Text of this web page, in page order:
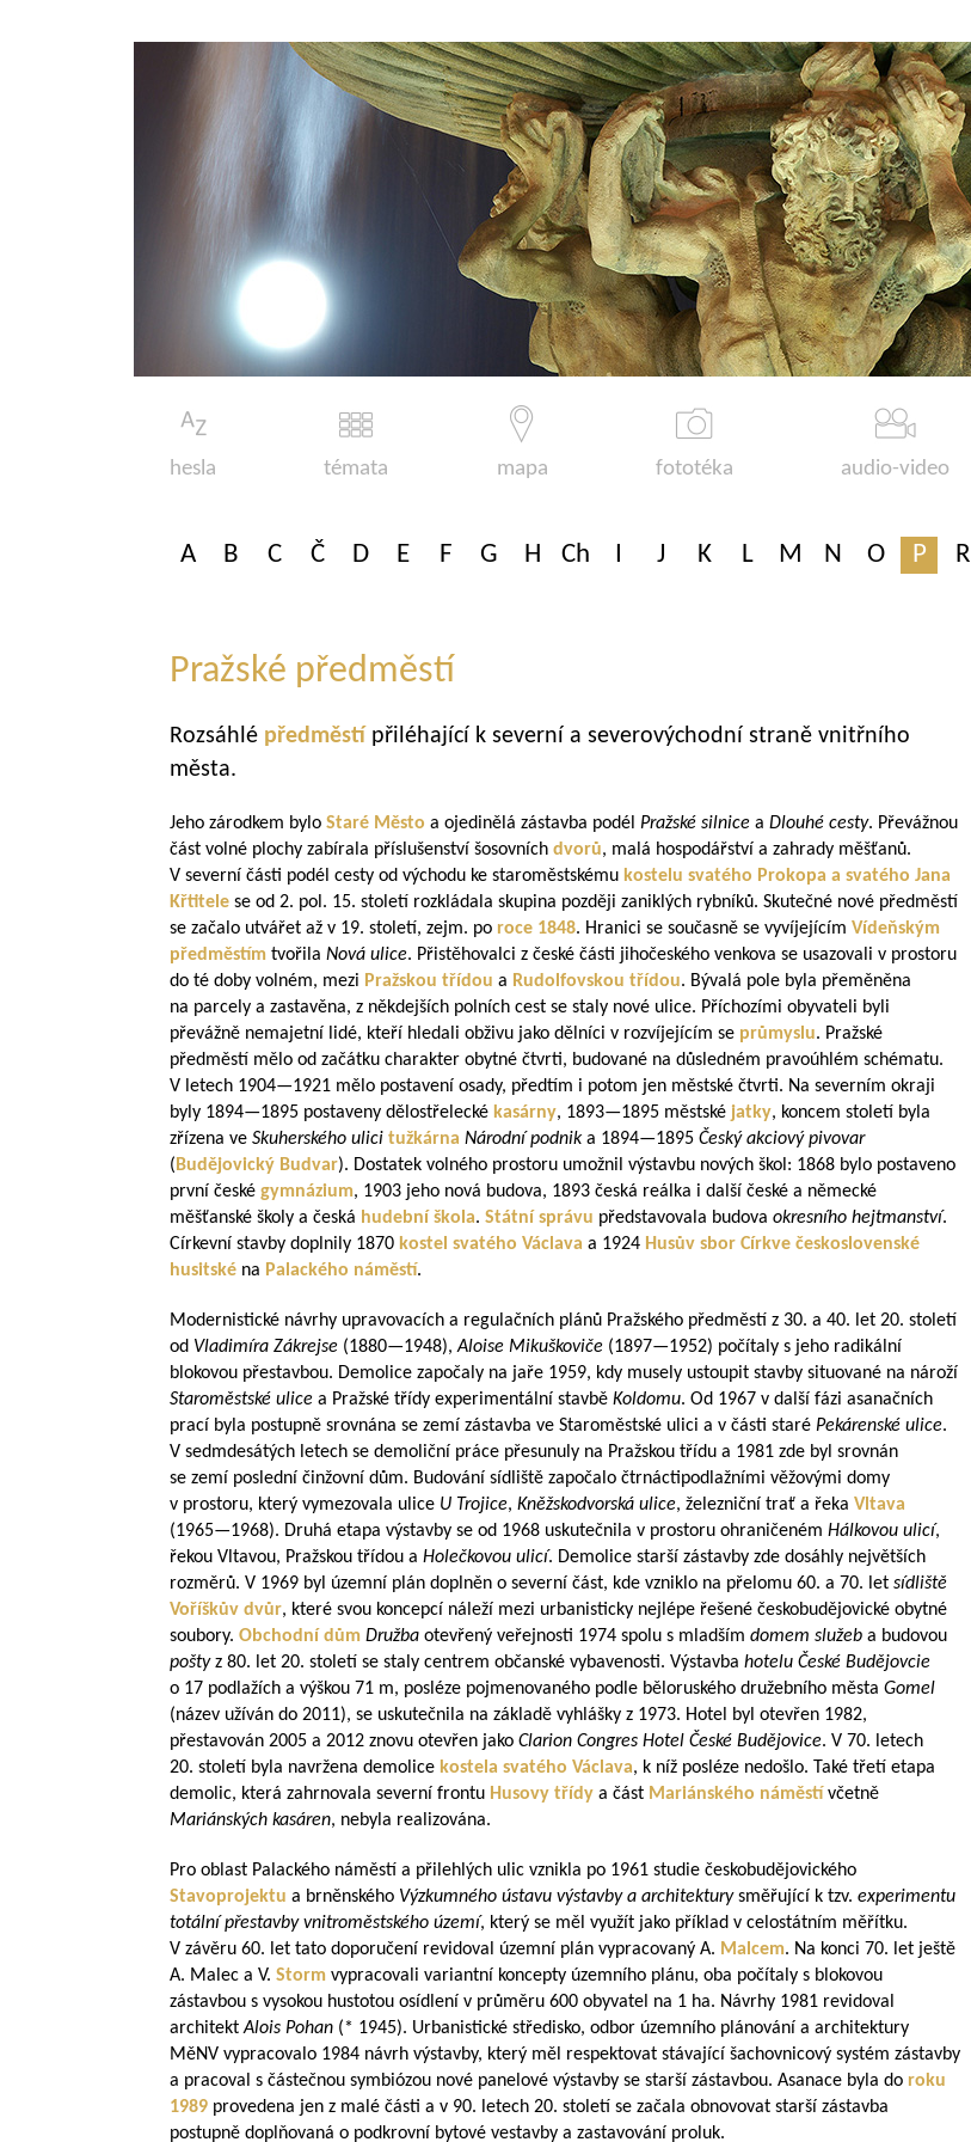
hesla témata mapa fototéka audio-video
A B C Č D E F G H Ch I J K L M N O P R
Pražské předměstí
Rozsáhlé předměstí přiléhající k severní a severovýchodní straně vnitřního
města.
Jeho zárodkem bylo Staré Město a ojedinělá zástavba podél Pražské silnice a Dlouhé cesty. Převážnou
část volné plochy zabírala příslušenství šosovních dvorů, malá hospodářství a zahrady měšťanů.
V severní části podél cesty od východu ke staroměstskému kostelu svatého Prokopa a svatého Jana
Křtitele se od 2. pol. 15. století rozkládala skupina později zaniklých rybníků. Skutečné nové předměstí
se začalo utvářet až v 19. století, zejm. po roce 1848. Hranici se současně se vyvíjejícím Vídeňským
předměstím tvořila Nová ulice. Přistěhovalci z české části jihočeského venkova se usazovali v prostoru
do té doby volném, mezi Pražskou třídou a Rudolfovskou třídou. Bývalá pole byla přeměněna
na parcely a zastavěna, z někdejších polních cest se staly nové ulice. Příchozími obyvateli byli
převážně nemajetní lidé, kteří hledali obživu jako dělníci v rozvíjejícím se průmyslu. Pražské
předměstí mělo od začátku charakter obytné čtvrti, budované na důsledném pravoúhlém schématu.
V letech 1904—1921 mělo postavení osady, předtím i potom jen městské čtvrti. Na severním okraji
byly 1894—1895 postaveny dělostřelecké kasárny, 1893—1895 městské jatky, koncem století byla
zřízena ve Skuherského ulici tužkárna Národní podnika 1894—1895 Český akciový pivovar
( Budějovický Budvar). Dostatek volného prostoru umožnil výstavbu nových škol: 1868 bylo postaveno
první české gymnázium, 1903 jeho nová budova, 1893 česká reálka i další české a německé
měšťanské školy a česká hudební škola. Státní správu představovala budova okresního hejtmanství.
Církevní stavby doplnily 1870 kostel svatého Václava a 1924 Husův sbor Církve československé
husitské na Palackého náměstí.
Modernistické návrhy upravovacích a regulačních plánů Pražského předměstí z 30. a 40. let 20. století
od Vladimíra Zákrejse (1880—1948),Aloise Mikuškoviče (1897—1952) počítaly s jeho radikální
blokovou přestavbou. Demolice započaly na jaře 1959, kdy musely ustoupit stavby situované na nároží
Staroměstské ulice a Pražské třídy experimentální stavbě Koldomu. Od 1967 v další fázi asanačních
prací byla postupně srovnána se zemí zástavba ve Staroměstské ulici a v části staré Pekárenské ulice.
V sedmdesátých letech se demoliční práce přesunuly na Pražskou třídu a 1981 zde byl srovnán
se zemí poslední činžovní dům. Budování sídliště započalo čtrnáctipodlažními věžovými domy
v prostoru, který vymezovala ulice U Trojice, Kněžskodvorská ulice, železniční trať a řeka Vltava
(1965—1968). Druhá etapa výstavby se od 1968 uskutečnila v prostoru ohraničeném Hálkovou ulicí,
řekou Vltavou, Pražskou třídou a Holečkovou ulicí. Demolice starší zástavby zde dosáhly největších
rozměrů. V 1969 byl územní plán doplněn o severní část, kde vzniklo na přelomu 60. a 70. let sídliště
Voříškův dvůr, které svou koncepcí náleží mezi urbanisticky nejlépe řešené českobudějovické obytné
soubory. Obchodní dům Družba otevřený veřejnosti 1974 spolu s mladším domem služeb a budovou
poštyz 80. let 20. století se staly centrem občanské vybavenosti. Výstavba hotelu České Budějovcie
o 17 podlažích a výškou 71 m, posléze pojmenovaného podle běloruského družebního města Gomel
(název užíván do 2011), se uskutečnila na základě vyhlášky z 1973. Hotel byl otevřen 1982,
přestavován 2005 a 2012 znovu otevřen jako Clarion Congres Hotel České Budějovice. V 70. letech
20. století byla navržena demolice kostela svatého Václava, k níž posléze nedošlo. Také třetí etapa
demolic, která zahrnovala severní frontu Husovy třídy a část Mariánského náměstí včetně
Mariánských kasáren, nebyla realizována.
Pro oblast Palackého náměstí a přilehlých ulic vznikla po 1961 studie českobudějovického
Stavoprojektu a brněnského Výzkumného ústavu výstavby a architekturysměřující k tzv. experimentu
totální přestavby vnitroměstského území, který se měl využít jako příklad v celostátním měřítku.
V závěru 60. let tato doporučení revidoval územní plán vypracovaný A. Malcem. Na konci 70. let ještě
A. Malec a V. Storm vypracovali variantní koncepty územního plánu, oba počítaly s blokovou
zástavbou s vysokou hustotou osídlení v průměru 600 obyvatel na 1 ha. Návrhy 1981 revidoval
architektAlois Pohan (* 1945). Urbanistické středisko, odbor územního plánování a architektury
MěNV vypracovalo 1984 návrh výstavby, který měl respektovat stávající šachovnicový systém zástavby
a pracoval s částečnou symbiózou nové panelové výstavby se starší zástavbou. Asanace byla do roku
1989 provedena jen z malé části a v 90. letech 20. století se začala obnovovat starší zástavba
postupně doplňovaná o podkrovní bytové vestavby a zastavování proluk.